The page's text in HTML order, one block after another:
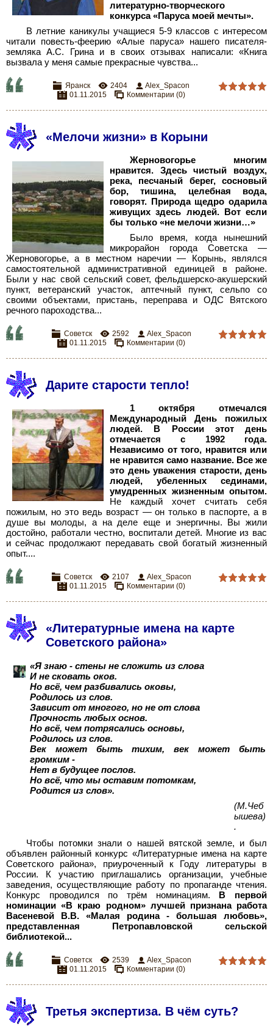
литературно-творческого
конкурса «Паруса моей мечты».
В летние каникулы учащиеся 5-9 классов с интересом
читали повесть-феерию «Алые паруса» нашего писателя-
земляка А.С. Грина и в своих отзывах написали: «Книга
вызвала у меня самые прекрасные чувства...
Яранск 2404
Alex_Spacon
01.11.2015
Комментарии (0)
«Мелочи жизни» в Корыни
Жерновогорье многим
нравится. Здесь чистый воздух,
река, песчаный берег, сосновый
бор, тишина, целебная вода,
говорят. Природа щедро одарила
живущих здесь людей. Вот если
бы только «не мелочи жизни…»
Было время, когда нынешний
микрорайон города Советска —
Жерновогорье, а в местном наречии — Корынь, являлся
самостоятельной административной единицей в районе.
Были у нас свой сельский совет, фельдшерско-акушерский
пункт, ветеранский участок, аптечный пункт, сельпо со
своими объектами, пристань, переправа и ОДС Вятского
речного пароходства...
Советск 2592
Alex_Spacon
01.11.2015
Комментарии (0)
Дарите старости тепло!
1 октября отмечался
Международный День пожилых
людей. В России этот день
отмечается с 1992 года.
Независимо от того, нравится или
не нравится само название. Все же
это день уважения старости, день
людей, убеленных сединами,
умудренных жизненным опытом.
Не каждый хочет считать себя
пожилым, но это ведь возраст — он только в паспорте, а в
душе вы молоды, а на деле еще и энергичны. Вы жили
достойно, работали честно, воспитали детей. Многие из вас
и сейчас продолжают передавать свой богатый жизненный
опыт....
Советск 2107
Alex_Spacon
01.11.2015
Комментарии (0)
«Литературные имена на карте
Советского района»
«Я знаю - стены не сложить из слова
И не сковать оков.
Но всё, чем разбивались оковы,
Родилось из слов.
Зависит от многого, но не от слова
Прочность любых основ.
Но всё, чем потрясались основы,
Родилось из слов.
Век может быть тихим, век может быть
громким -
Нет в будущее послов.
Но всё, что мы оставим потомкам,
Родится из слов».
(М.Чеб
ышева)
.
Чтобы потомки знали о нашей вятской земле, и был
объявлен районный конкурс «Литературные имена на карте
Советского района», приуроченный к Году литературы в
России. К участию приглашались организации, учебные
заведения, осуществляющие работу по пропаганде чтения.
Конкурс проводился по трём номинациям. В первой
номинации «В краю родном» лучшей признана работа
Васеневой
В.В. «Малая родина - большая любовь»,
представленная Петропавловской сельской
библиотекой...
Советск 2539
Alex_Spacon
01.11.2015
Комментарии (0)
Третья экспертиза. В чём суть?